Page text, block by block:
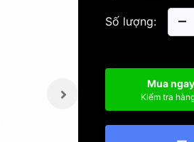
Số lượng:
Mua
Kiểm tra